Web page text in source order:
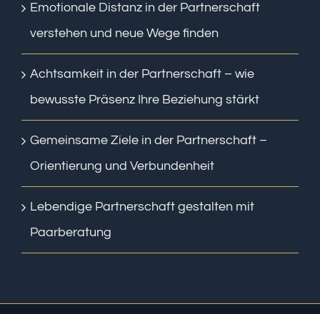
Emotionale Distanz in der Partnerschaft
verstehen und neue Wege finden
Achtsamkeit in der Partnerschaft – wie
bewusste Präsenz Ihre Beziehung stärkt
Gemeinsame Ziele in der Partnerschaft –
Orientierung und Verbundenheit
Lebendige Partnerschaft gestalten mit
Paarberatung